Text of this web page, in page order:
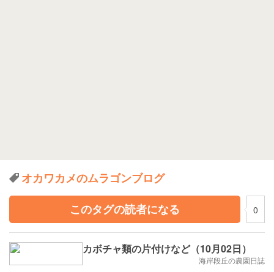
オカワカメのムラゴンブログ
このタグの読者になる
0
カボチャ類の片付けなど（10月02日）
海岸段丘の農園日誌